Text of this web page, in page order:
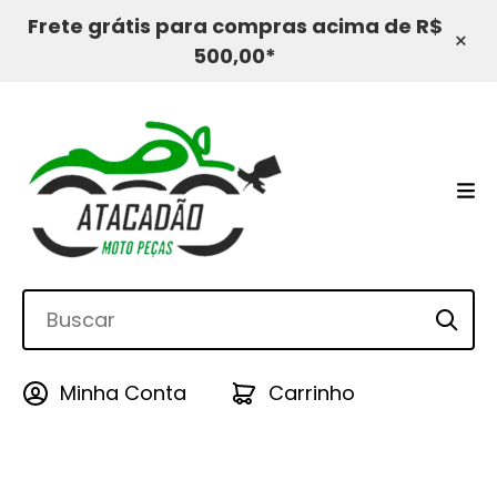
Frete grátis para compras acima de R$
500,00*
×
Minha Conta Carrinho